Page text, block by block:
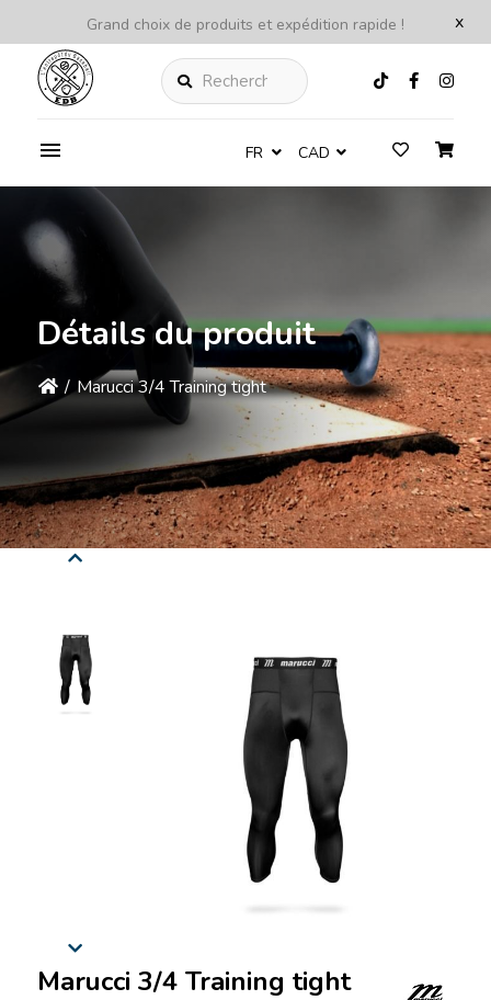
x
Grand choix de produits et expédition rapide !
Rechercher
FR CAD
Détails du produit
/ Marucci 3/4 Training tight
Marucci 3/4 Training tight